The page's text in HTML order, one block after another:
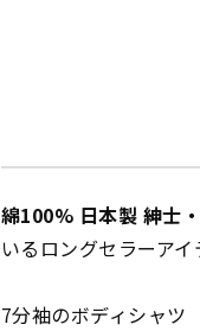
綿100% 日本製 紳士
いるロングセラーアイ
7分袖のボディシャツ